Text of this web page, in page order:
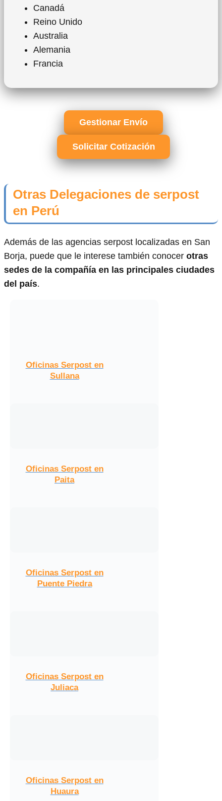
Canadá
Reino Unido
Australia
Alemania
Francia
Gestionar Envío
Solicitar Cotización
Otras Delegaciones de serpost
en Perú
Además de las agencias serpost localizadas en San
Borja, puede que le interese también conocer otras
sedes de la compañía en las principales ciudades
del país.
Oficinas Serpost en
Sullana
Oficinas Serpost en
Paita
Oficinas Serpost en
Puente Piedra
Oficinas Serpost en
Juliaca
Oficinas Serpost en
Huaura